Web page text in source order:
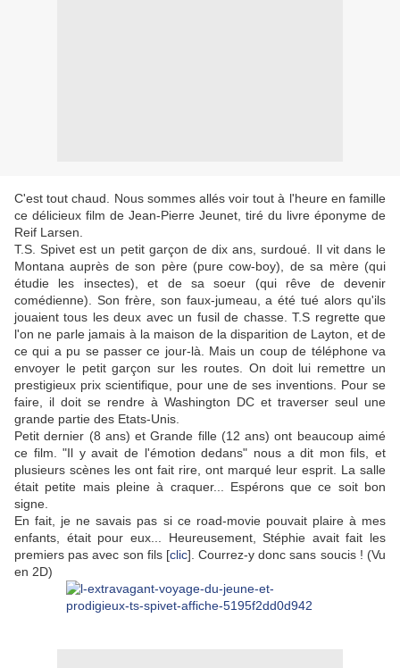
C'est tout chaud. Nous sommes allés voir tout à l'heure en famille
ce délicieux film de Jean-Pierre Jeunet, tiré du livre éponyme de
Reif Larsen.
T.S. Spivet est un petit garçon de dix ans, surdoué. Il vit dans le
Montana auprès de son père (pure cow-boy), de sa mère (qui
étudie les insectes), et de sa soeur (qui rêve de devenir
comédienne). Son frère, son faux-jumeau, a été tué alors qu'ils
jouaient tous les deux avec un fusil de chasse. T.S regrette que
l'on ne parle jamais à la maison de la disparition de Layton, et de
ce qui a pu se passer ce jour-là. Mais un coup de téléphone va
envoyer le petit garçon sur les routes. On doit lui remettre un
prestigieux prix scientifique, pour une de ses inventions. Pour se
faire, il doit se rendre à Washington DC et traverser seul une
grande partie des Etats-Unis.
Petit dernier (8 ans) et Grande fille (12 ans) ont beaucoup aimé
ce film. "Il y avait de l'émotion dedans" nous a dit mon fils, et
plusieurs scènes les ont fait rire, ont marqué leur esprit. La salle
était petite mais pleine à craquer... Espérons que ce soit bon
signe.
En fait, je ne savais pas si ce road-movie pouvait plaire à mes
enfants, était pour eux... Heureusement, Stéphie avait fait les
premiers pas avec son fils [clic]. Courrez-y donc sans soucis ! (Vu
en 2D)